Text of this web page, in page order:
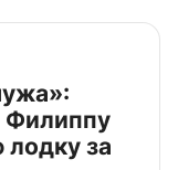
Филиппу
за